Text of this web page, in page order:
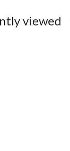
viewed